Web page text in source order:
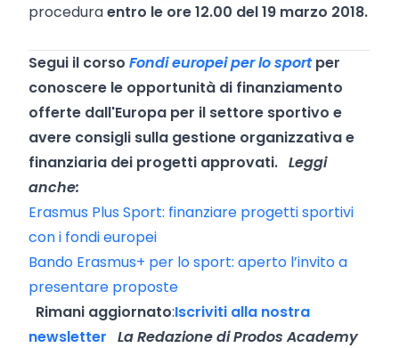
proceduraentro le ore 12.00 del 19 marzo 2018.
Segui il corso Fondi europei per lo sportper
conoscere le opportunità di finanziamento
offerte dall'Europa per il settore sportivo e
avere consigli sulla gestione organizzativa e
finanziaria dei progetti approvati. Leggi
anche:
Erasmus Plus Sport: finanziare progetti sportivi
con i fondi europei
Bando Erasmus+ per lo sport: aperto l’invito a
presentare proposte
Rimani aggiornato:Iscriviti alla nostra
newsletter La Redazione di Prodos Academy